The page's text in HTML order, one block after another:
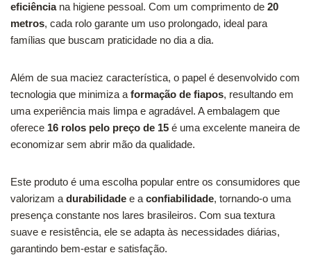
eficiênciana higiene pessoal. Com um comprimento de 20
metros, cada rolo garante um uso prolongado, ideal para
famílias que buscam praticidade no dia a dia.
Além de sua maciez característica, o papel é desenvolvido com
tecnologia que minimiza a formação de fiapos, resultando em
uma experiência mais limpa e agradável. A embalagem que
oferece 16 rolos pelo preço de 15 é uma excelente maneira de
economizar sem abrir mão da qualidade.
Este produto é uma escolha popular entre os consumidores que
valorizam a durabilidade e a confiabilidade, tornando-o uma
presença constante nos lares brasileiros. Com sua textura
suave e resistência, ele se adapta às necessidades diárias,
garantindo bem-estar e satisfação.